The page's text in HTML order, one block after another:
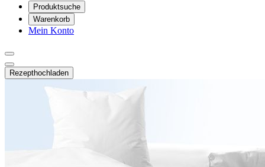
Produktsuche
Warenkorb
Mein Konto
Rezepthochladen